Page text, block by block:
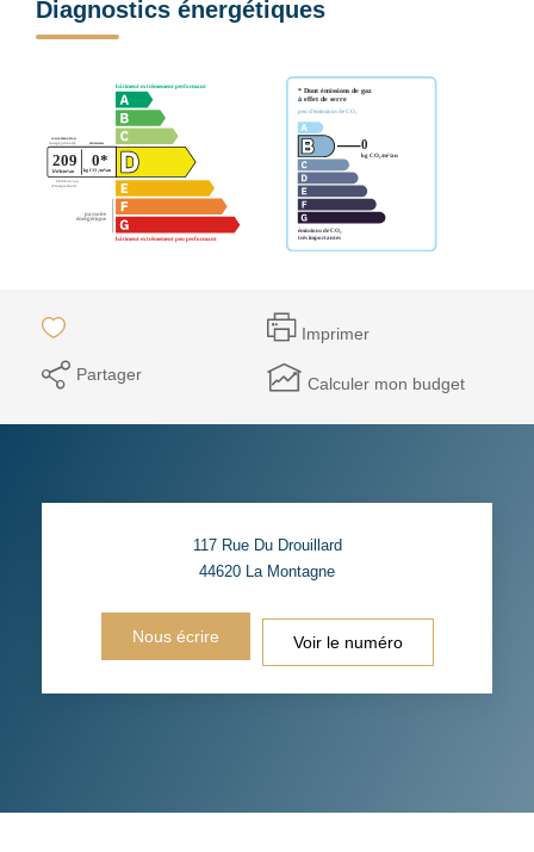
Diagnostics énergétiques
Imprimer
Partager Calculer mon budget
117 Rue Du Drouillard
44620 La Montagne
Nous écrire Voir le numéro